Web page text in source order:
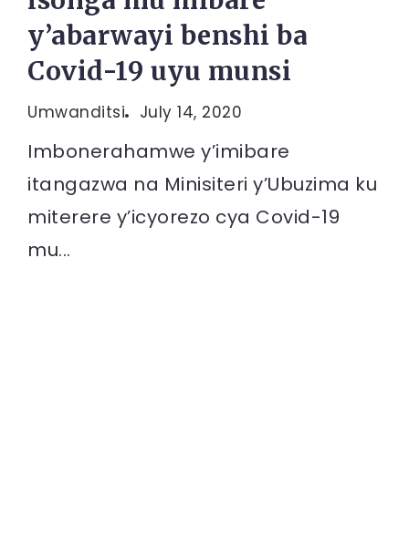
y’abarwayi benshi ba
Covid-19 uyu munsi
Umwanditsi July 14, 2020
Imbonerahamwe y’imibare
itangazwa na Minisiteri y’Ubuzima ku
miterere y’icyorezo cya Covid-19
mu...